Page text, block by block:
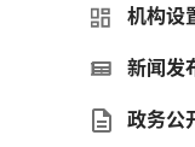
机构设
新闻发
政务公